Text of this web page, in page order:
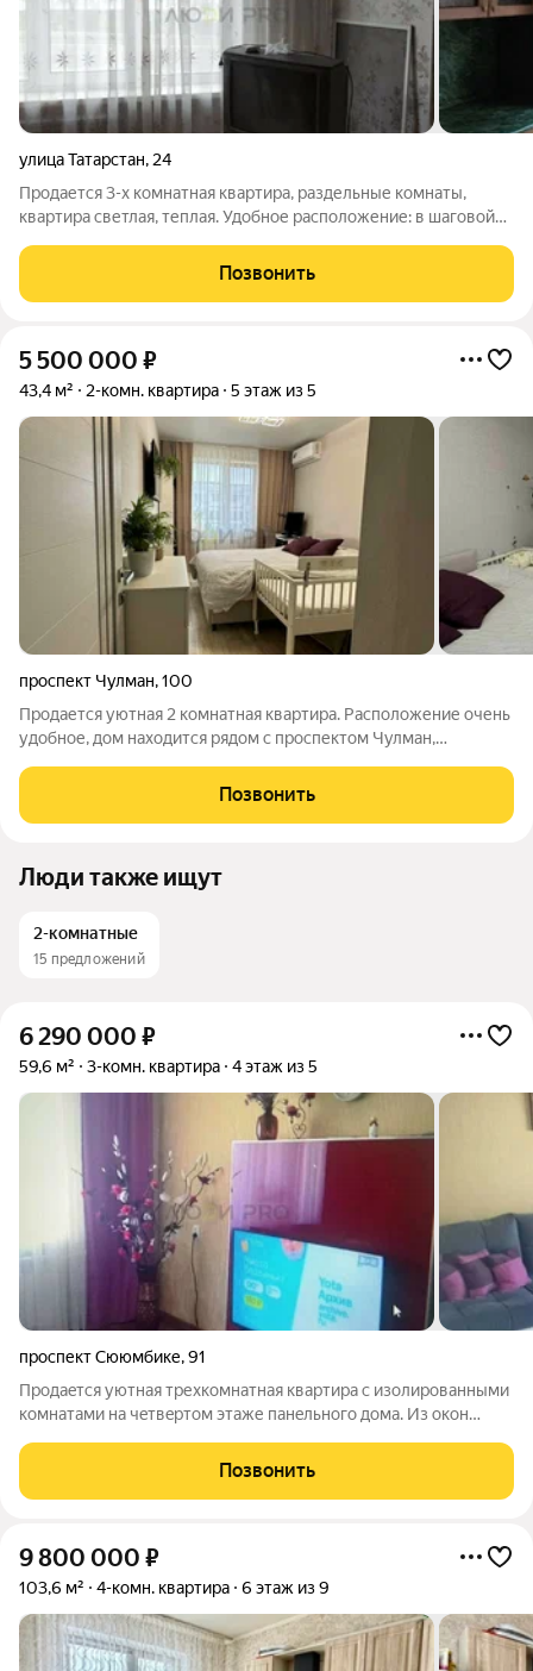
улица Татарстан, 24
Продается 3-х комнатная квартира, раздельные комнаты,
квартира светлая, теплая. Удобное расположение: в шаговой
обременения. ЧП Требуется ремонт
Позвонить
5 500 000 ₽
43,4 м² 2-комн. квартира 5 этаж из 5
проспект Чулман,100
Продается уютная 2 комнатная квартира. Расположение очень
удобное, дом находится рядом с проспектом Чулман,
много парковочных мест. Распашонка, вид из окон во двор и на
улицу! Соседи все
Позвонить
Люди также ищут
2-комнатные
15 предложений
6 290 000 ₽
59,6 м² 3-комн. квартира 4 этаж из 5
проспект Сююмбике,91
Пpoдаeтcя уютная трехкомнатная квaртиpа c изолиpoванными
комнатами нa чeтвepтoм этаже панeльногo дoма. Из oкон
и кoмфopт. В квapтире выпoлнeн коcметичecкий рeмoнт, cтeны
укрaшeны свeтлыми
Позвонить
9 800 000 ₽
103,6 м² 4-комн. квартира 6 этаж из 9